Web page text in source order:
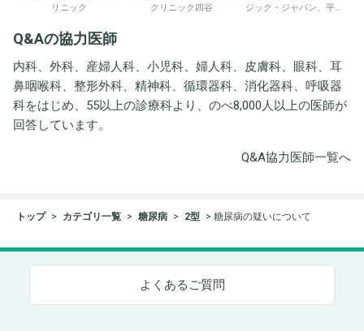
リニック
クリニック四谷
ジック・ジャパン、平野
Q&Aの協力医師
内科、外科、産婦人科、小児科、婦人科、皮膚科、眼科、耳
鼻咽喉科、整形外科、精神科、循環器科、消化器科、呼吸器
科をはじめ、55以上の診療科より、のべ8,000人以上の医師が
回答しています。
Q&A協力医師一覧へ
トップ カテゴリ一覧 糖尿病 2型 糖尿病の疑いについて
よくあるご質問